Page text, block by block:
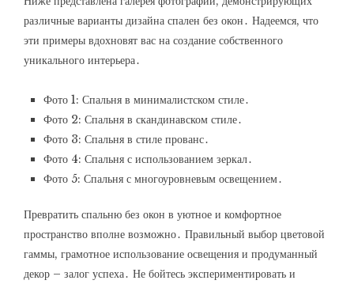
различные варианты дизайна спален без окон․ Надеемся, что
эти примеры вдохновят вас на создание собственного
уникального интерьера․
Фото 1: Спальня в минималистском стиле․
Фото 2: Спальня в скандинавском стиле․
Фото 3: Спальня в стиле прованс․
Фото 4: Спальня с использованием зеркал․
Фото 5: Спальня с многоуровневым освещением․
Превратить спальню без окон в уютное и комфортное
пространство вполне возможно․ Правильный выбор цветовой
гаммы, грамотное использование освещения и продуманный
декор – залог успеха․ Не бойтесь экспериментировать и